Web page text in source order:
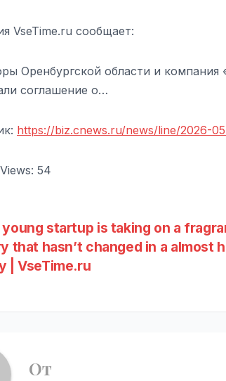
VseTime.ru сообщает:
Оренбургской области и компания
соглашение о…
https://biz.cnews.ru/news/line/2026-
54
young startup is taking on a
that hasn’t changed in a almost
| VseTime.ru
От